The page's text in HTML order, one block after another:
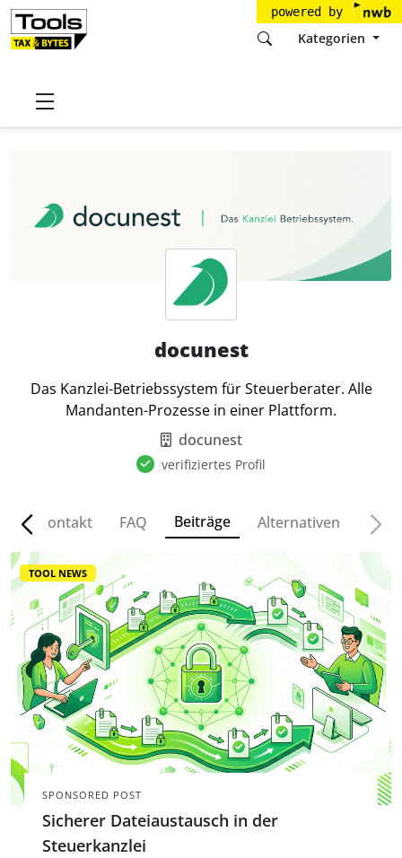
powered by
Kategorien
Startseite
docunest
Das Kanzlei-Betriebssystem für Steuerberater. Alle
Mandanten-Prozesse in einer Plattform.
docunest
verifiziertes Profil
Kontakt FAQ Beiträge Alternativen
TOOL NEWS
SPONSORED POST
Sicherer Dateiaustausch in der
Steuerkanzlei